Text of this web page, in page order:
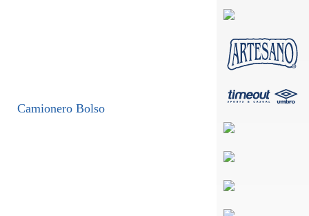
Camionero Bolso